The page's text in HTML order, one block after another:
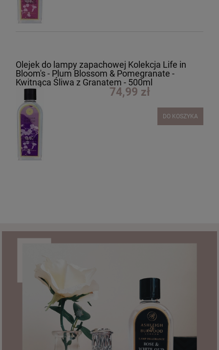
Olejek do lampy zapachowej Kolekcja Life in
Bloom's - Plum Blossom & Pomegranate -
Kwitnąca Śliwa z Granatem - 500ml
74,99 zł
DO KOSZYKA